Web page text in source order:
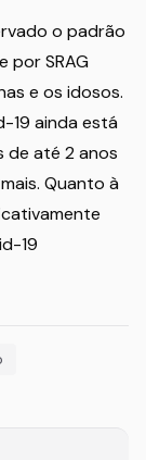
o padrão
por SRAG
e os idosos.
19 ainda está
de até 2 anos
Quanto à
19